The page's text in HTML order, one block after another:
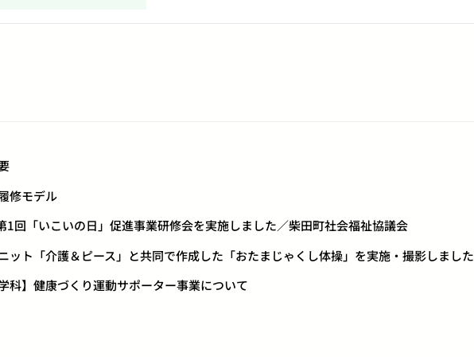
修モデル
1回「いこいの日」促進事業研修会を実施しました／柴田町社会福祉協議会
ット「介護＆ピース」と共同で作成した「おたまじゃくし体操」を実施・撮影しました
科】健康づくり運動サポーター事業について